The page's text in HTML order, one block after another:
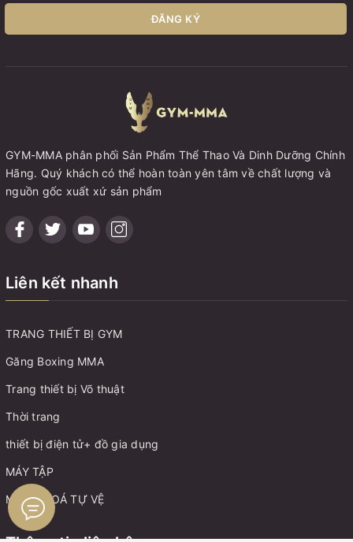
ĐĂNG KÝ
GYM-MMA phân phối Sản Phẩm Thể Thao Và Dinh Dưỡng Chính
Hãng. Quý khách có thể hoàn toàn yên tâm về chất lượng và
nguồn gốc xuất xứ sản phẩm
Liên kết nhanh
TRANG THIẾT BỊ GYM
Găng Boxing MMA
Trang thiết bị Võ thuật
Thời trang
thiết bị điện tử+ đồ gia dụng
MÁY TẬP
MÓC KHOÁ TỰ VỆ